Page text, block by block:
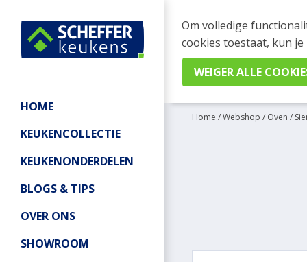
HOME
KEUKENCOLLECTIE
KEUKENONDERDELEN
BLOGS & TIPS
OVER ONS
SHOWROOM
WEBSHOP
Je kan tijdelijk geen
Home /Webshop / Oven /
Om volledige
cookies toestaat, kun